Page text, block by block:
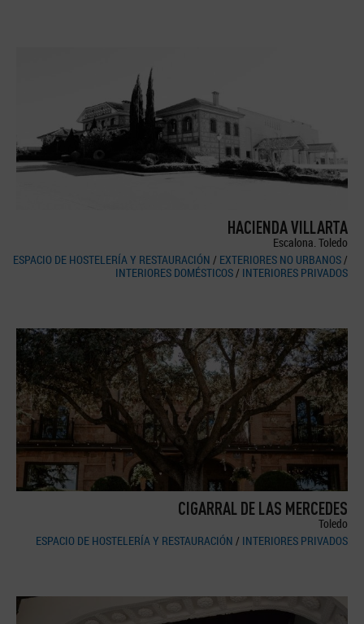
HACIENDA VILLARTA
Escalona. Toledo
ESPACIO DE HOSTELERÍA Y RESTAURACIÓN / EXTERIORES NO URBANOS/
INTERIORES DOMÉSTICOS/ INTERIORES PRIVADOS
CIGARRAL DE LAS MERCEDES
Toledo
ESPACIO DE HOSTELERÍA Y RESTAURACIÓN / INTERIORES PRIVADOS